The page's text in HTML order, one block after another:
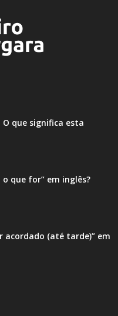
que significa esta
o que for” em inglês?
acordado (até tarde)” em